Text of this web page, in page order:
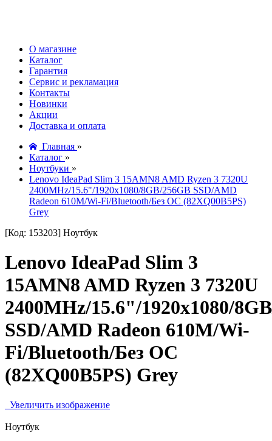
О магазине
Каталог
Гарантия
Сервис и рекламация
Контакты
Новинки
Акции
Доставка и оплата
Главная »
Каталог »
Ноутбуки »
Lenovo IdeaPad Slim 3 15AMN8 AMD Ryzen 3 7320U
2400MHz/15.6"/1920x1080/8GB/256GB SSD/AMD
Radeon 610M/Wi-Fi/Bluetooth/Без ОС (82XQ00B5PS)
Grey
[Код: 153203] Ноутбук
Lenovo IdeaPad Slim 3
15AMN8 AMD Ryzen 3 7320U
2400MHz/15.6"/1920x1080/
SSD/AMD Radeon 610M/Wi-
Fi/Bluetooth/Без ОС
(82XQ00B5PS) Grey
Увеличить изображение
Ноутбук